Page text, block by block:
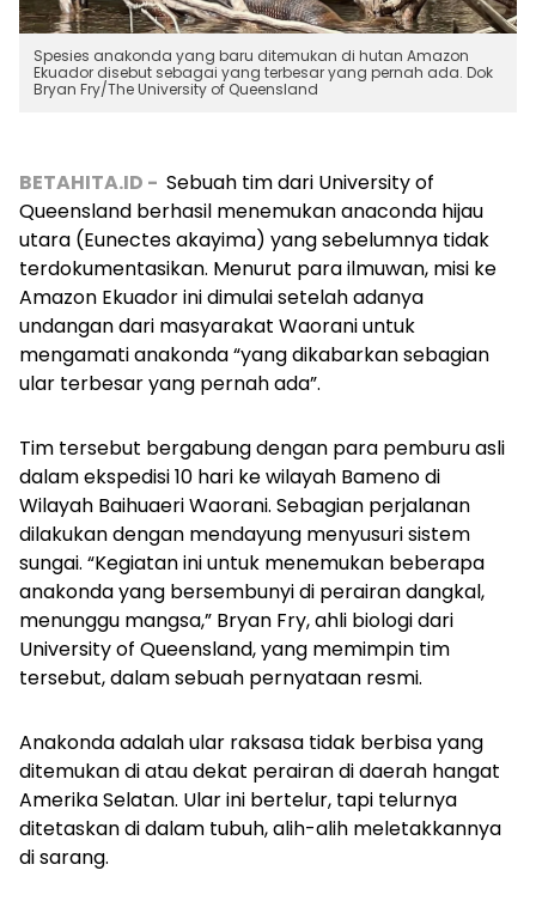
Spesies anakonda yang baru ditemukan di hutan Amazon
Ekuador disebut sebagai yang terbesar yang pernah ada. Dok
Bryan Fry/The University of Queensland
BETAHITA.ID - Sebuah tim dari University of
Queensland berhasil menemukan anaconda hijau
utara (Eunectes akayima) yang sebelumnya tidak
terdokumentasikan. Menurut para ilmuwan, misi ke
Amazon Ekuadorini dimulai setelah adanya
undangan dari masyarakat Waorani untuk
mengamati anakonda “yang dikabarkan sebagian
ular terbesar yang pernah ada”.
Tim tersebut bergabung dengan para pemburu asli
dalam ekspedisi 10 hari ke wilayah Bameno di
Wilayah Baihuaeri Waorani. Sebagian perjalanan
dilakukan dengan mendayung menyusuri sistem
sungai. “Kegiatan ini untuk menemukan beberapa
anakonda yang bersembunyi di perairan dangkal,
menunggu mangsa,” Bryan Fry, ahli biologi dari
University of Queensland, yang memimpin tim
tersebut, dalam sebuah pernyataan resmi.
Anakonda adalah ular raksasa tidak berbisa yang
ditemukan di atau dekat perairan di daerah hangat
Amerika Selatan. Ular ini bertelur, tapi telurnya
ditetaskan di dalam tubuh, alih-alih meletakkannya
di sarang.